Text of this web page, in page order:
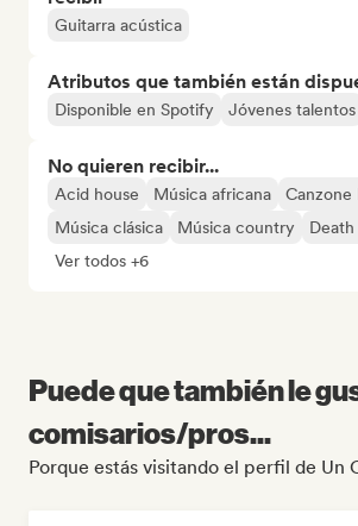
Guitarra acústica
Atributos que también están
Disponible en Spotify Jóvenes talentos
No quieren recibir...
Acid house Música africana
Canzone
Música clásica
Música country
Ver todos +6
Puede que también le
comisarios/pros...
Porque estás visitando el perfil de Un